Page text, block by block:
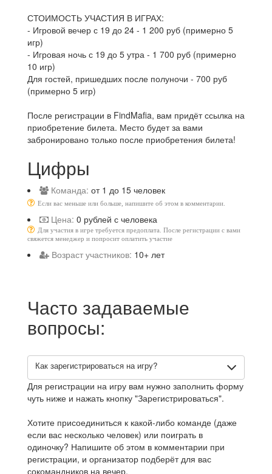
СТОИМОСТЬ УЧАСТИЯ В ИГРАХ:
- Игровой вечер с 19 до 24 - 1 200 руб (примерно 5
игр)
- Игровая ночь с 19 до 5 утра - 1 700 руб (примерно
10 игр)
Для гостей, пришедших после полуночи - 700 руб
(примерно 5 игр)
После регистрации в FindMafia, вам придёт ссылка на
приобретение билета. Место будет за вами
забронировано только после приобретения билета!
Цифры
Команда: от 1 до 15 человек
Если вас меньше или больше, напишите об этом в комментарии.
Цена: 0 рублей с человека
Для участия в игре требуется предоплата. После регистрации с вами
свяжется менеджер и попросит оплатить участие
Возраст участников: 10+ лет
Часто задаваемые
вопросы:
Как зарегистрироваться на игру?
Для регистрации на игру вам нужно заполнить форму
чуть ниже и нажать кнопку "Зарегистрироваться".
Хотите присоединиться к какой-либо команде (даже
если вас несколько человек) или поиграть в
одиночку? Напишите об этом в комментарии при
регистрации, и организатор подберёт для вас
сокомандников на вечер.